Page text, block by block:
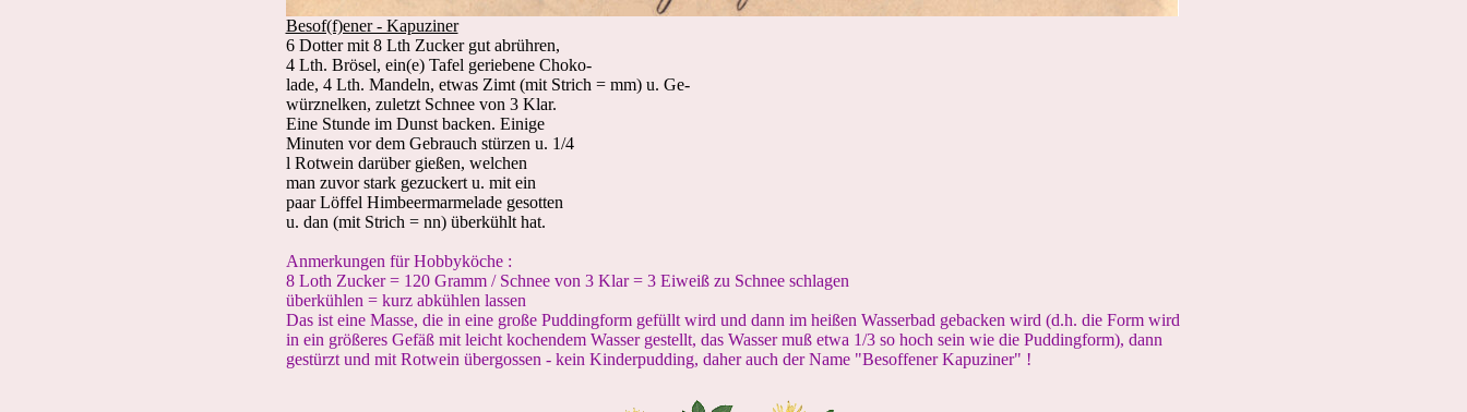
Besof(f)ener - Kapuziner
6 Dotter mit 8 Lth Zucker gut abrühren,
4 Lth. Brösel, ein(e) Tafel geriebene Choko-
lade, 4 Lth. Mandeln, etwas Zimt (mit Strich = mm) u. Ge-
würznelken, zuletzt Schnee von 3 Klar.
Eine Stunde im Dunst backen. Einige
Minuten vor dem Gebrauch stürzen u. 1/4
l Rotwein darüber gießen, welchen
man zuvor stark gezuckert u. mit ein
paar Löffel Himbeermarmelade gesotten
u. dan (mit Strich = nn) überkühlt hat.
Anmerkungen für Hobbyköche :
8 Loth Zucker = 120 Gramm / Schnee von 3 Klar = 3 Eiweiß zu Schnee schlagen
überkühlen = kurz abkühlen lassen
Das ist eine Masse, die in eine große Puddingform gefüllt wird und dann im heißen Wasserbad gebacken wird (d.h. die Form wird
in ein größeres Gefäß mit leicht kochendem Wasser gestellt, das Wasser muß etwa 1/3 so hoch sein wie die Puddingform), dann
gestürzt und mit Rotwein übergossen - kein Kinderpudding, daher auch der Name "Besoffener Kapuziner" !